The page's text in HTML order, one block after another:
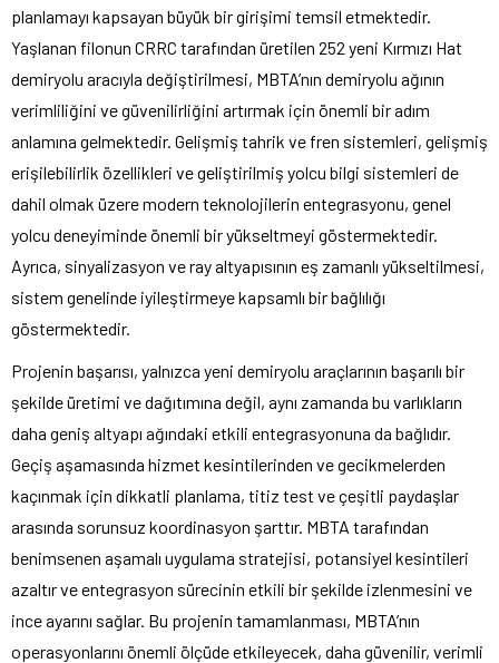
planlamayı kapsayan büyük bir girişimi temsil etmektedir.
Yaşlanan filonun CRRC tarafından üretilen 252 yeni Kırmızı Hat
demiryolu aracıyla değiştirilmesi, MBTA’nın demiryolu ağının
verimliliğini ve güvenilirliğini artırmak için önemli bir adım
anlamına gelmektedir. Gelişmiş tahrik ve fren sistemleri, gelişmiş
erişilebilirlik özellikleri ve geliştirilmiş yolcu bilgi sistemleri de
dahil olmak üzere modern teknolojilerin entegrasyonu, genel
yolcu deneyiminde önemli bir yükseltmeyi göstermektedir.
Ayrıca, sinyalizasyon ve ray altyapısının eş zamanlı yükseltilmesi,
sistem genelinde iyileştirmeye kapsamlı bir bağlılığı
göstermektedir.
Projenin başarısı, yalnızca yeni demiryolu araçlarının başarılı bir
şekilde üretimi ve dağıtımına değil, aynı zamanda bu varlıkların
daha geniş altyapı ağındaki etkili entegrasyonuna da bağlıdır.
Geçiş aşamasında hizmet kesintilerinden ve gecikmelerden
kaçınmak için dikkatli planlama, titiz test ve çeşitli paydaşlar
arasında sorunsuz koordinasyon şarttır. MBTA tarafından
benimsenen aşamalı uygulama stratejisi, potansiyel kesintileri
azaltır ve entegrasyon sürecinin etkili bir şekilde izlenmesini ve
ince ayarını sağlar. Bu projenin tamamlanması, MBTA’nın
operasyonlarını önemli ölçüde etkileyecek, daha güvenilir, verimli